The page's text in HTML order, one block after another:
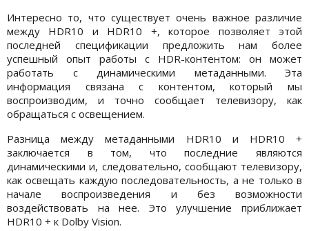
Интересно то, что существует очень важное различие
между HDR10 и HDR10 +, которое позволяет этой
последней спецификации предложить нам более
успешный опыт работы с HDR-контентом: он может
работать с динамическими метаданными. Эта
информация связана с контентом, который мы
воспроизводим, и точно сообщает телевизору, как
обращаться с освещением.
Разница между метаданными HDR10 и HDR10 +
заключается в том, что последние являются
динамическими и, следовательно, сообщают телевизору,
как освещать каждую последовательность, а не только в
начале воспроизведения и без возможности
воздействовать на нее. Это улучшение приближает
HDR10 + к Dolby Vision.